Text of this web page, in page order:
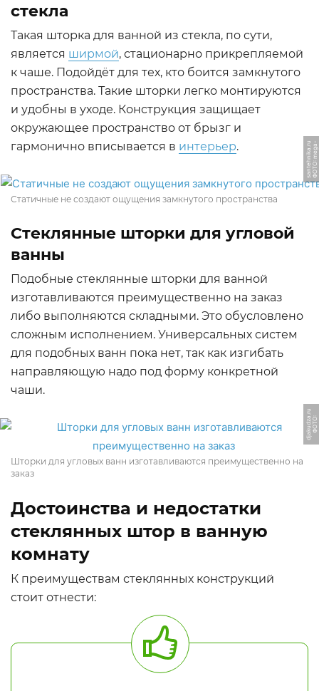
стекла
Такая шторка для ванной из стекла, по сути,
является ширмой, стационарно прикрепляемой
к чаше. Подойдёт для тех, кто боится замкнутого
пространства. Такие шторки легко монтируются
и удобны в уходе. Конструкция защищает
окружающее пространство от брызг и
гармонично вписывается в интерьер. Ф
О
Т
О:
m
e
g
a
-
s
a
n
t
e
h
ni
k
a.
r
u
Статичные не создают ощущения замкнутого пространства
Стеклянные шторки для угловой
ванны
Подобные стеклянные шторки для ванной
изготавливаются преимущественно на заказ
либо выполняются складными. Это обусловлено
сложным исполнением. Универсальных систем
для подобных ванн пока нет, так как изгибать
направляющую надо под форму конкретной
чаши.
Ф
О
Т
О:
dj
a
k
u
d
z
a.
r
u
Шторки для угловых ванн изготавливаются преимущественно на
заказ
Достоинства и недостатки
стеклянных штор в ванную
комнату
К преимуществам стеклянных конструкций
стоит отнести: